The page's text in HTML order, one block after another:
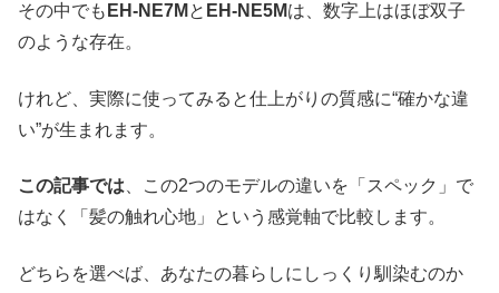
その中でも EH-NE7M と EH-NE5Mは、数字上はほぼ双子
のような存在。
けれど、実際に使ってみると仕上がりの質感に“確かな違
い”が生まれます。
この記事では 、この2つのモデルの違いを「スペック」で
はなく「髪の触れ心地」という感覚軸で比較します。
どちらを選べば、あなたの暮らしにしっくり馴染むのか